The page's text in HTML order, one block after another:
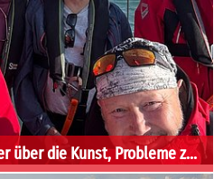
Gute Seemannschaft, oder über die Kunst, Probleme zu vermeiden und dabei gute Figur zu machen